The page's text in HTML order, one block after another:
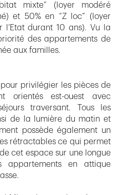
mixte” (loyer modéré
et 50% en “Z loc” (loyer
l’Etat durant 10 ans). Vu la
des appartements de
aux familles.
privilégier les pièces de
orientés est-ouest avec
traversant. Tous les
de la lumière du matin et
possède également un
rétractables ce qui permet
cet espace sur une longue
appartements en attique